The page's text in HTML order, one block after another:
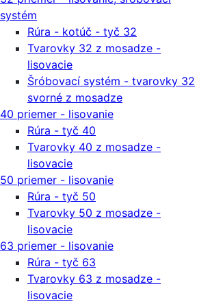
systém
Rúra - kotúč - tyč 32
Tvarovky 32 z mosadze -
lisovacie
Šróbovací systém - tvarovky 32
svorné z mosadze
40 priemer - lisovanie
Rúra - tyč 40
Tvarovky 40 z mosadze -
lisovacie
50 priemer - lisovanie
Rúra - tyč 50
Tvarovky 50 z mosadze -
lisovacie
63 priemer - lisovanie
Rúra - tyč 63
Tvarovky 63 z mosadze -
lisovacie